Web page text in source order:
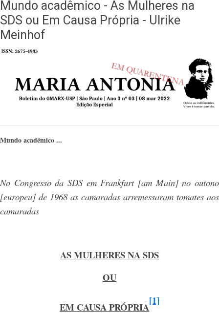
Mundo acadêmico - As Mulheres na
SDS ou Em Causa Própria - Ulrike
Meinhof
Mundo acadêmico ...
No Congresso da SDS em Frankfurt [am Main] no outono
[europeu] de 1968 as camaradas arremessaram tomates aos
camaradas
AS MULHERES NA SDS
OU
EM CAUSA PRÓPRIA
[1]